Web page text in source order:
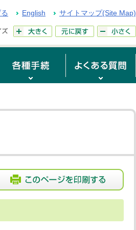
English サイトマップ(Site Map)